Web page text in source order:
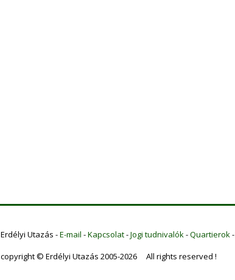
Erdélyi Utazás -E-mail -Kapcsolat-Jogi tudnivalók-Quartierok-
copyright © Erdélyi Utazás 2005-2026 All rights reserved !